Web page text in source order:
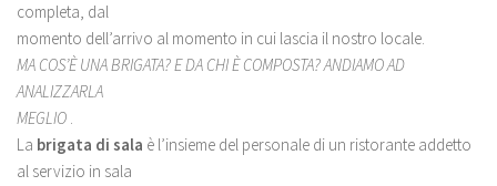
completa, dal
momento dell’arrivo al momento in cui lascia il nostro locale.
MA COS’È UNA BRIGATA? E DA CHI È COMPOSTA? ANDIAMO AD
ANALIZZARLA
MEGLIO .
La brigata di sala è l’insieme del personale di un ristorante addetto
al servizio in sala